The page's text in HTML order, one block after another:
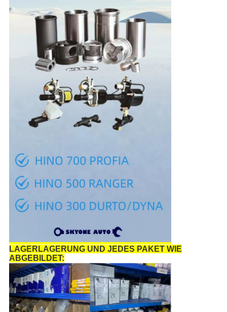
LAGERLAGERUNG UND JEDES PAKET WIE
ABGEBILDET: